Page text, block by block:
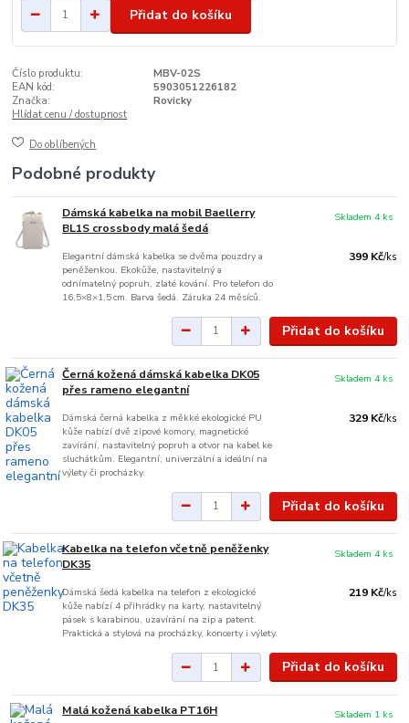
Přidat do košíku
Číslo produktu:
MBV-02S
EAN kód:
5903051226182
Značka:
Rovicky
Hlídat cenu / dostupnost
Do oblíbených
Podobné produkty
Dámská kabelka na mobil Baellerry
BL1S crossbody malá šedá
Elegantní dámská kabelka se dvěma pouzdry a
peněženkou. Ekokůže, nastavitelný a
odnímatelný popruh, zlaté kování. Pro telefon do
16,5×8×1,5 cm. Barva šedá. Záruka 24 měsíců.
399 Kč/ks
Skladem 4 ks
Přidat do košíku
Černá kožená dámská kabelka DK05
přes rameno elegantní
Dámská černá kabelka z měkké ekologické PU
kůže nabízí dvě zipové komory, magnetické
zavírání, nastavitelný popruh a otvor na kabel ke
sluchátkům. Elegantní, univerzální a ideální na
výlety či procházky.
329 Kč/ks
Skladem 4 ks
Přidat do košíku
Kabelka na telefon včetně peněženky
DK35
Dámská šedá kabelka na telefon z ekologické
kůže nabízí 4 přihrádky na karty, nastavitelný
pásek s karabinou, uzavírání na zip a patent.
Praktická a stylová na procházky, koncerty i výlety.
219 Kč/ks
Skladem 4 ks
Přidat do košíku
Malá kožená kabelka PT16H Skladem 1 ks